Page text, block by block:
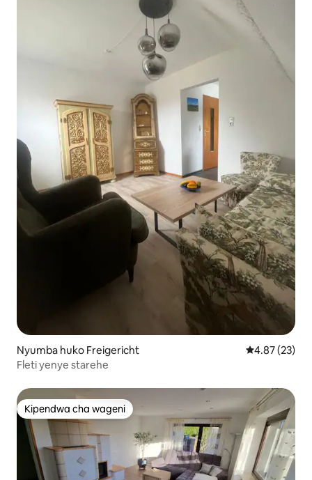
Nyumba huko Freigericht Ukadiriaji wa
4.87 (23)
Fleti yenye starehe
Kipendwa cha wageni
Kipendwa cha wageni